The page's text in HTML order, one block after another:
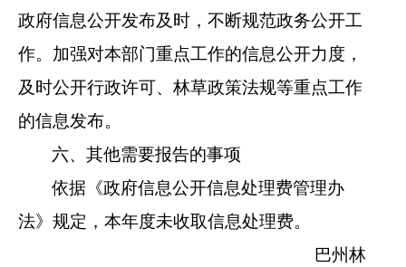
政府信息公开发布及时，不断规范政务公开工
作。加强对本部门重点工作的信息公开力度，
及时公开行政许可、林草政策法规等重点工作
的信息发布。
六、其他需要报告的事项
依据《政府信息公开信息处理费管理办
法》 规定，本年度未收取信息处理费。
巴州林